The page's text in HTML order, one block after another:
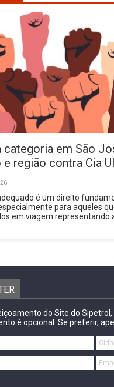
categoria em São
e região contra Cia
é um direito
para aqueles
em viagem representando
do Site do
é opcional. Se preferir,